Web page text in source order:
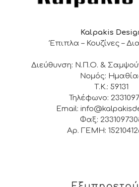
Kalpakis
Έπιπλα – Κουζίνες –
Διεύθυνση: Ν.Π.Ο. &
Νομός:
Τ.Κ.: 59131
Τηλέφωνο:
Email:
Φαξ:
Αρ. ΓΕΜΗ: